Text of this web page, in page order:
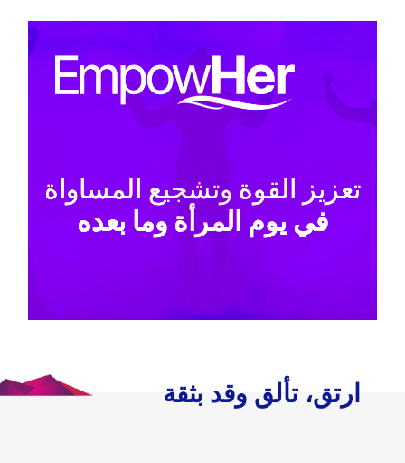
تعزيز القوة وتشجيع المساواة
في يوم المرأة وما بعده
ارتق، تألق وقد بثقة